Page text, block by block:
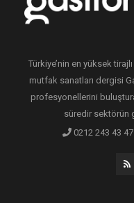
Türkiye’nin en yüksek
mutfak sanatları dergisi
profesyonellerini
süredir sektörün
0212 243 43 47